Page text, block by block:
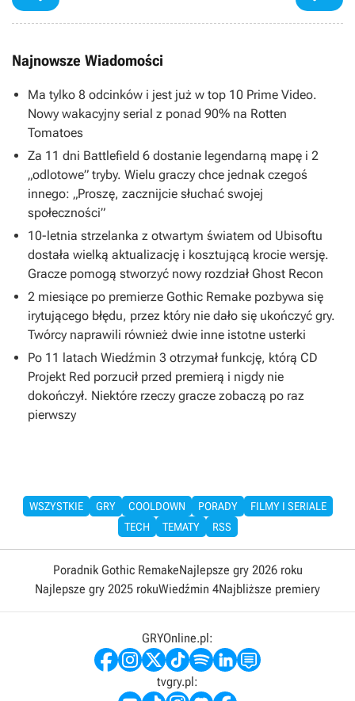
Najnowsze Wiadomości
Ma tylko 8 odcinków i jest już w top 10 Prime Video.
Nowy wakacyjny serial z ponad 90% na Rotten
Tomatoes
Za 11 dni Battlefield 6 dostanie legendarną mapę i 2
„odlotowe” tryby. Wielu graczy chce jednak czegoś
innego: „Proszę, zacznijcie słuchać swojej
społeczności”
10-letnia strzelanka z otwartym światem od Ubisoftu
dostała wielką aktualizację i kosztującą krocie wersję.
Gracze pomogą stworzyć nowy rozdział Ghost Recon
2 miesiące po premierze Gothic Remake pozbywa się
irytującego błędu, przez który nie dało się ukończyć gry.
Twórcy naprawili również dwie inne istotne usterki
Po 11 latach Wiedźmin 3 otrzymał funkcję, którą CD
Projekt Red porzucił przed premierą i nigdy nie
dokończył. Niektóre rzeczy gracze zobaczą po raz
pierwszy
WSZYSTKIE GRY COOLDOWN PORADY
FILMY I SERIALE
TECH
TEMATY RSS
Poradnik Gothic RemakeNajlepsze gry 2026 roku
Najlepsze gry 2025 rokuWiedźmin 4Najbliższe premiery
GRYOnline.pl:
tvgry.pl: